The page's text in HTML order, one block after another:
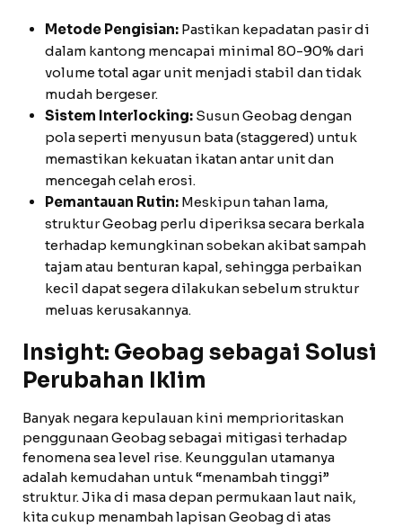
Metode Pengisian: Pastikan kepadatan pasir di
dalam kantong mencapai minimal 80-90% dari
volume total agar unit menjadi stabil dan tidak
mudah bergeser.
Sistem Interlocking: Susun Geobag dengan
pola seperti menyusun bata (staggered) untuk
memastikan kekuatan ikatan antar unit dan
mencegah celah erosi.
Pemantauan Rutin: Meskipun tahan lama,
struktur Geobag perlu diperiksa secara berkala
terhadap kemungkinan sobekan akibat sampah
tajam atau benturan kapal, sehingga perbaikan
kecil dapat segera dilakukan sebelum struktur
meluas kerusakannya.
Insight: Geobag sebagai Solusi
Perubahan Iklim
Banyak negara kepulauan kini memprioritaskan
penggunaan Geobag sebagai mitigasi terhadap
fenomena sea level rise. Keunggulan utamanya
adalah kemudahan untuk “menambah tinggi”
struktur. Jika di masa depan permukaan laut naik,
kita cukup menambah lapisan Geobag di atas